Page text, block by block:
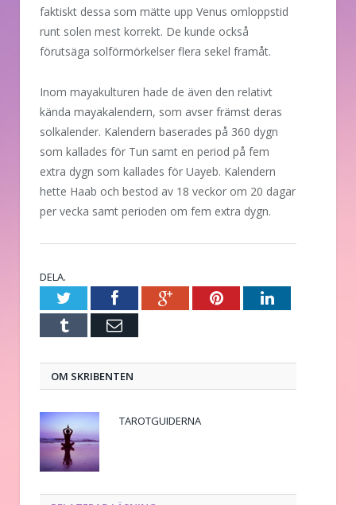
faktiskt dessa som mätte upp Venus omloppstid
runt solen mest korrekt. De kunde också
förutsäga solförmörkelser flera sekel framåt.
Inom mayakulturen hade de även den relativt
kända mayakalendern, som avser främst deras
solkalender. Kalendern baserades på 360 dygn
som kallades för Tun samt en period på fem
extra dygn som kallades för Uayeb. Kalendern
hette Haab och bestod av 18 veckor om 20 dagar
per vecka samt perioden om fem extra dygn.
DELA.
TwitterFacebookGoogle+PinterestLinkedIn
Tumblr E-
OM SKRIBENTEN
TAROTGUIDERNA